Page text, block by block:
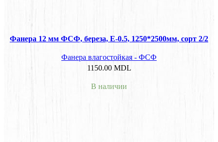
Фанера 12 мм ФСФ, береза, E-0.5, 1250*2500мм, сорт 2/2
Фанера влагостойкая - ФСФ
1150.00 MDL
В наличии